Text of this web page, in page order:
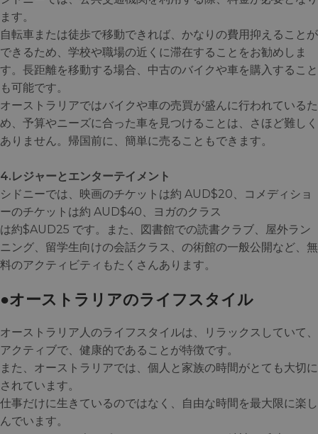
ます。
自転車または徒歩で移動できれば、かなりの費用抑えることが
できるため、学校や職場の近くに滞在することをお勧めしま
す。長距離を移動する場合、中古のバイクや車を購入すること
も可能です。
オーストラリアではバイクや車の売買が盛んに行われているた
め、予算やニーズに合った車を見つけることは、さほど難しく
ありません。帰国前に、簡単に売ることもできます。
4.レジャーとエンターテイメント
シドニーでは、映画のチケットは約 AUD$20、コメディショ
ーのチケットは約 AUD$40、ヨガのクラス
は約$AUD25 です。また、図書館での読書クラブ、屋外ラン
ニング、留学生向けの会話クラス、の術館の一般公開など、無
料のアクティビティもたくさんあります。
●オーストラリアのライフスタイル
オーストラリア人のライフスタイルは、リラックスしていて、
アクティブで、健康的であることが特徴です。
また、オーストラリアでは、個人と家族の時間がとても大切に
されています。
仕事だけに生きているのではなく、自由な時間を最大限に楽し
んでいます。